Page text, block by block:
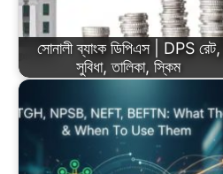
সোনালী ব্যাংক ডিপিএস | DPS রেট,
সুবিধা, তালিকা, স্কিম